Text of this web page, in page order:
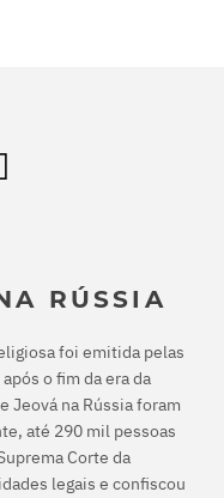
RÚSSIA
foi emitida pelas
o fim da era da
Jeová na Rússia foram
até 290 mil pessoas
Corte da
legais e confiscou